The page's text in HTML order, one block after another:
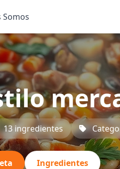
Somos
13 ingredientes
Ingredientes